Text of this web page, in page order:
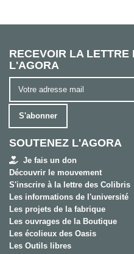
RECEVOIR LA LETTRE
L'AGORA
S'abonner
SOUTENEZ L'AGORA
Je fais un don
Découvrir le mouvement
S'inscrire à la lettre des Colibris
Les informations de l'université
Les projets de la fabrique
Les ouvrages de la Boutique
Les écolieux des Oasis
Les Outils libres